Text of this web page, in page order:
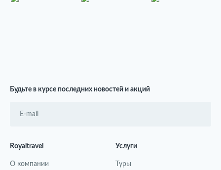
Будьте в курсе последних новостей и акций
Royaltravel
О компании
Услуги
Туры